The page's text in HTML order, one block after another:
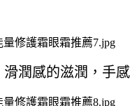
潤感的滋潤，手